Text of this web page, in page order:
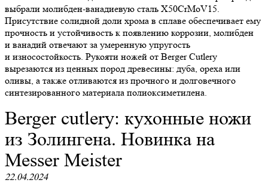
выбрали молибден-ванадиевую сталь X50CrMoV15.
Присутствие солидной доли хрома в сплаве обеспечивает ему
прочность и устойчивость к появлению коррозии, молибден
и ванадий отвечают за умеренную упругость
и износостойкость. Рукояти ножей от Berger Cutlery
вырезаются из ценных пород древесины: дуба, ореха или
оливы, а также отливаются из прочного и долговечного
синтезированного материала полиоксиметилена.
Berger cutlery: кухонные ножи
из Золингена. Новинка на
Messer Meister
22.04.2024